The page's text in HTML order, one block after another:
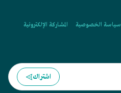
سياسة الخصوصية
المشاركة الإلكترونية
اشتراك